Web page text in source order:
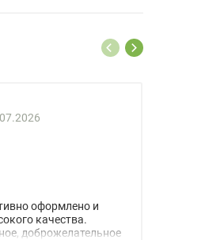
оформлено и
качества.
доброжелательное